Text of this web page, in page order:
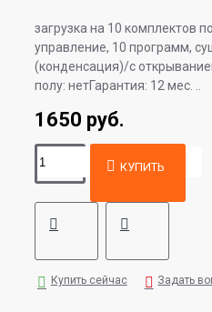
загрузка на 10 комплектов
управление, 10 программ,
(конденсация)/с
полу: нетГарантия: 12 мес. ..
1650 руб.
КУПИТЬ
Купить сейчас Задать